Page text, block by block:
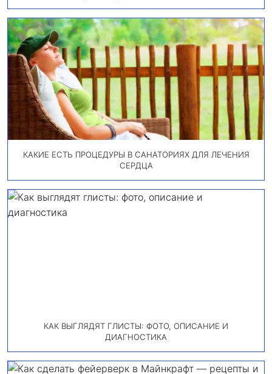
КАКИЕ ЕСТЬ ПРОЦЕДУРЫ В САНАТОРИЯХ ДЛЯ ЛЕЧЕНИЯ
СЕРДЦА
КАК ВЫГЛЯДЯТ ГЛИСТЫ: ФОТО, ОПИСАНИЕ И
ДИАГНОСТИКА